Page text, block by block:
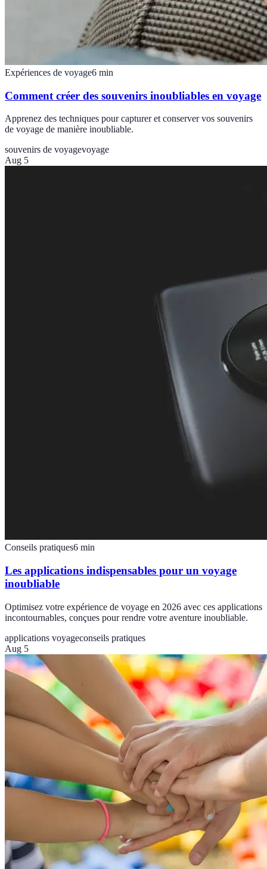
Expériences de voyage6 min
Comment créer des souvenirs inoubliables en voyage
Apprenez des techniques pour capturer et conserver vos souvenirs
de voyage de manière inoubliable.
souvenirs de voyagevoyage
Aug 5
Conseils pratiques6 min
Les applications indispensables pour un voyage
inoubliable
Optimisez votre expérience de voyage en 2026 avec ces applications
incontournables, conçues pour rendre votre aventure inoubliable.
applications voyageconseils pratiques
Aug 5